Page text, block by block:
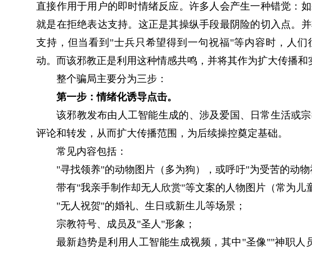
直接作用于用户的即时情绪反应。许多人会产生一种错觉：
就是在拒绝表达支持。这正是其操纵手段最阴险的切入点。
支持，但当看到"士兵只希望得到一句祝福"等内容时，人们
动。而该邪教正是利用这种情感共鸣，并将其作为扩大传播和
整个骗局主要分为三步：
第一步：情绪化诱导点击。
该邪教发布由人工智能生成的、涉及爱国、日常生活或
评论和转发，从而扩大传播范围，为后续操控奠定基础。
常见内容包括：
"寻找领养"的动物图片（多为狗），或呼吁"为受苦的动物
带有"我亲手制作却无人欣赏"等文案的人物图片（常为儿
"无人祝贺"的婚礼、生日或新生儿等场景；
宗教符号、成员及"圣人"形象；
最新趋势是利用人工智能生成视频，其中"圣像""神职人